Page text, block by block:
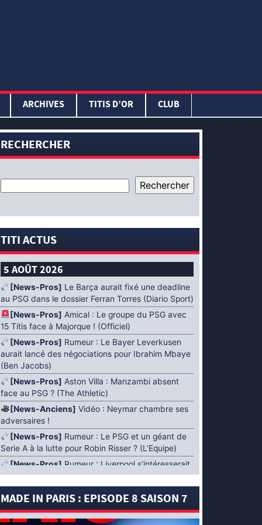
ARCHIVES TITIS D’OR CLUB
RECHERCHER
TITI ACTUS
5 AOÛT 2026
[News-Pros] Le Barça aurait fixé une deadline
au PSG dans le dossier Ferran Torres (Diario Sport)
[News-Pros] Amical : Le groupe du PSG avec
15 Titis face à Majorque ! (Officiel)
[News-Pros] Rumeur : Le Bayer Leverkusen
aurait lancé des négociations pour Ibrahim Mbaye
(Ben Jacobs)
[News-Pros] Aston Villa : Manzambi absent
face au PSG ? (The Athletic)
[News-Anciens] Vidéo : Neymar chambre ses
adversaires !
[News-Pros] Rumeur : Le PSG et un géant de
Serie A à la lutte pour Robin Risser ? (L’Equipe)
[News-Pros] Rumeur : Liverpool s’intéresserait
à Ibrahim Mbaye en plus de Bradley Barcola
(Fabrizio Romano)
[News-Pros]Rumeur : Accord contractuel
trouvé entre le PSG et Mika Godts (Fabrizio
MADE IN PARIS : EPISODE 8 SAISON 7